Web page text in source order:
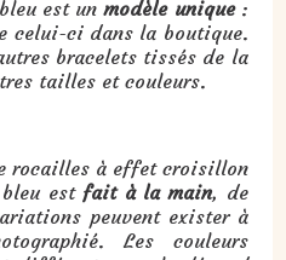
est un modèle unique:
celui-ci dans la boutique.
bracelets tissés de la
tailles et couleurs.
rocailles à effet croisillon
est fait à la main, de
peuvent exister à
Les couleurs